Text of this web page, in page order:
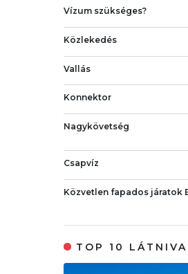
Vízum szükséges?
Közlekedés
Vallás
Konnektor
Nagykövetség
Csapvíz
Közvetlen fapados járatok
TOP 10